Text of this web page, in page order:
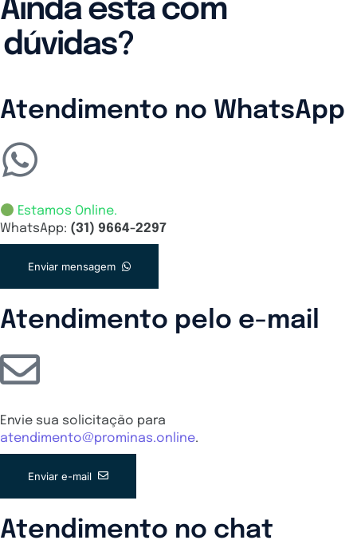
Ainda está com
dúvidas?
Atendimento no WhatsApp
Estamos Online.
WhatsApp: (31) 9664-2297
Enviar mensagem
Atendimento pelo e-mail
Envie sua solicitação para
atendimento@prominas.online.
Enviar e-mail
Atendimento no chat